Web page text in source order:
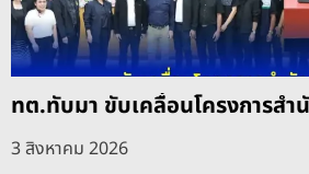
ทต.ทับมา ขับเคลื่อนโครงการสำ
3 สิงหาคม 2026